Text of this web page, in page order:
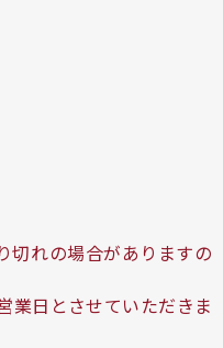
切れの場合がありますの
業日とさせていただきま